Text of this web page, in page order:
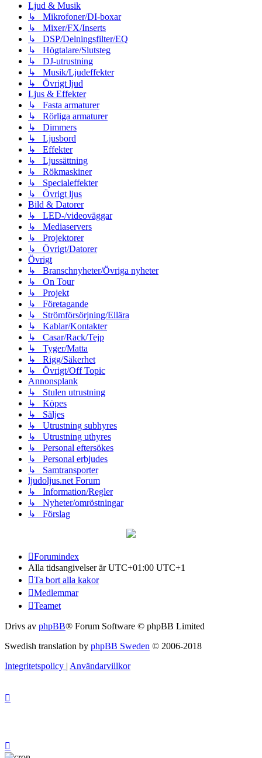
Ljud & Musik
↳ Mikrofoner/DI-boxar
↳ Mixer/FX/Inserts
↳ DSP/Delningsfilter/EQ
↳ Högtalare/Slutsteg
↳ DJ-utrustning
↳ Musik/Ljudeffekter
↳ Övrigt ljud
Ljus & Effekter
↳ Fasta armaturer
↳ Rörliga armaturer
↳ Dimmers
↳ Ljusbord
↳ Effekter
↳ Ljussättning
↳ Rökmaskiner
↳ Specialeffekter
↳ Övrigt ljus
Bild & Datorer
↳ LED-/videoväggar
↳ Mediaservers
↳ Projektorer
↳ Övrigt/Datorer
Övrigt
↳ Branschnyheter/Övriga nyheter
↳ On Tour
↳ Projekt
↳ Företagande
↳ Strömförsörjning/Ellära
↳ Kablar/Kontakter
↳ Casar/Rack/Tejp
↳ Tyger/Matta
↳ Rigg/Säkerhet
↳ Övrigt/Off Topic
Annonsplank
↳ Stulen utrustning
↳ Köpes
↳ Säljes
↳ Utrustning subhyres
↳ Utrustning uthyres
↳ Personal eftersökes
↳ Personal erbjudes
↳ Samtransporter
ljudoljus.net Forum
↳ Information/Regler
↳ Nyheter/omröstningar
↳ Förslag
Forumindex
Alla tidsangivelser är UTC+01:00 UTC+1
Ta bort alla kakor
Medlemmar
Teamet
Drivs av phpBB® Forum Software © phpBB Limited
Swedish translation by phpBB Sweden © 2006-2018
Integritetspolicy | Användarvillkor